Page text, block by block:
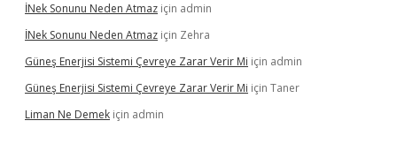
İNek Sonunu Neden Atmaz için admin
İNek Sonunu Neden Atmaz için Zehra
Güneş Enerjisi Sistemi Çevreye Zarar Verir Mi için admin
Güneş Enerjisi Sistemi Çevreye Zarar Verir Mi için Taner
Liman Ne Demek için admin